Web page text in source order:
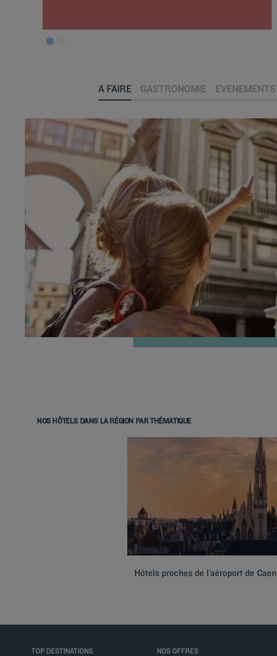
A FAIRE GASTRONOMIE EVENEMENTS
NOS HÔTELS DANS LA RÉGION PAR THÉMATIQUE
Hôtels proches de l’aéroport de Caen
TOP DESTINATIONS NOS OFFRES